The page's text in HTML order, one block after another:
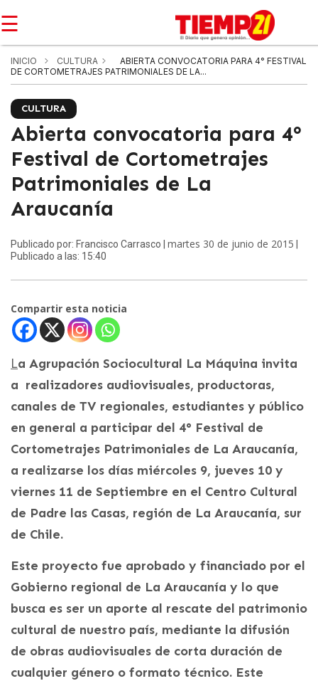
☰
INICIO CULTURA
ABIERTA CONVOCATORIA PARA 4° FESTIVAL
DE CORTOMETRAJES PATRIMONIALES DE LA...
CULTURA
Abierta convocatoria para 4°
Festival de Cortometrajes
Patrimoniales de La
Araucanía
Publicado por: Francisco Carrasco | martes 30 de junio de 2015
Publicado a las: 15:40
Compartir esta noticia
La Agrupación Sociocultural La Máquina invita
a realizadores audiovisuales, productoras,
canales de TV regionales, estudiantes y público
en general a participar del 4° Festival de
Cortometrajes Patrimoniales de La Araucanía,
a realizarse los días miércoles 9, jueves 10 y
viernes 11 de Septiembre en el Centro Cultural
de Padre las Casas, región de La Araucanía, sur
de Chile.
Este proyecto fue aprobado y financiado por el
Gobierno regional de La Araucanía y lo que
busca es ser un aporte al rescate del patrimonio
cultural de nuestro país, mediante la difusión
de obras audiovisuales de corta duración de
cualquier género o formato técnico. Este